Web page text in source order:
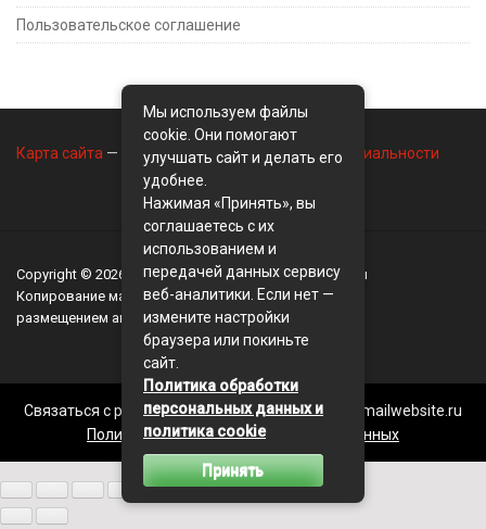
Пользовательское соглашение
Карта сайта — Контакты— Политика конфиденциальности
Copyright © 2026 BusinessMix- Экономика и финансы
Копирование материалов разрешается, только с
размещением активной ссылки на сайтBusinessMix
Связаться с редакцией сайта: businessmix.ru@mailwebsite.ru
Политика обработки персональных данных
Мы используем файлы
cookie. Они помогают
улучшать сайт и делать его
удобнее.
Нажимая «Принять», вы
соглашаетесь с их
использованием и
передачей данных сервису
веб-аналитики. Если нет —
измените настройки
браузера или покиньте
сайт.
Политика обработки
персональных данных и
политика cookie
Принять